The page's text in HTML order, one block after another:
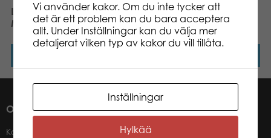
Lumo Stars Velvet Dog
Max classic 15cm plush
Lumo Stars Velvet Cat
Minka plush
OM OSS
Kontakter
Vi använder kakor. Om du inte tycker att
det är ett problem kan du bara acceptera
allt. Under Inställningar kan du välja mer
detaljerat vilken typ av kakor du vill tillåta.
Inställningar
Hylkää